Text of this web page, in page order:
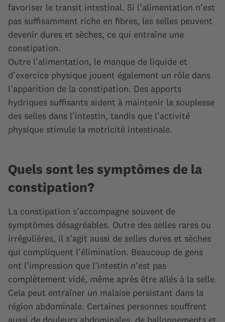
favoriser le transit intestinal. Si l’alimentation n’est
pas suffisamment riche en fibres, les selles peuvent
devenir dures et sèches, ce qui entraîne une
constipation.
Outre l’alimentation, le manque de liquide et
d’exercice physique jouent également un rôle dans
l’apparition de la constipation. Des apports
hydriques suffisants aident à maintenir la souplesse
des selles dans l’intestin, tandis que l’activité
physique stimule la motricité intestinale.
Quels sont les symptômes de la
constipation?
La constipation s’accompagne souvent de
symptômes désagréables. Outre des selles rares ou
irrégulières, il s’agit aussi de selles dures et sèches
qui compliquent l’élimination. Beaucoup de gens
ont l’impression que l’intestin n’est pas
complètement vidé, même après être allés à la selle.
Cela peut entraîner un malaise persistant dans la
région abdominale. Certaines personnes souffrent